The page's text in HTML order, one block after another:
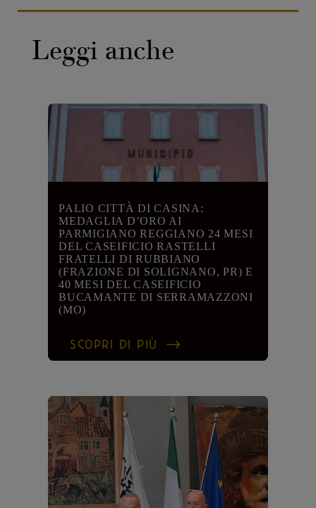
Leggi anche
PALIO CITTÀ DI CASINA:
MEDAGLIA D’ORO AI
PARMIGIANO REGGIANO 24 MESI
DEL CASEIFICIO RASTELLI
FRATELLI DI RUBBIANO
(FRAZIONE DI SOLIGNANO, PR) E
40 MESI DEL CASEIFICIO
BUCAMANTE DI SERRAMAZZONI
(MO)
SCOPRI DI PIÙ